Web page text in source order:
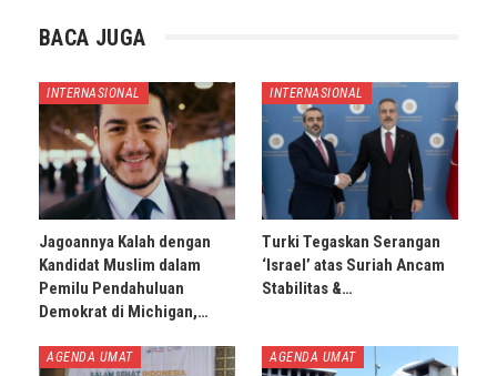
BACA JUGA
INTERNASIONAL
Jagoannya Kalah dengan
Kandidat Muslim dalam
Pemilu Pendahuluan
Demokrat di Michigan,…
INTERNASIONAL
Turki Tegaskan Serangan
‘Israel’ atas Suriah Ancam
Stabilitas &…
AGENDA UMAT AGENDA UMAT